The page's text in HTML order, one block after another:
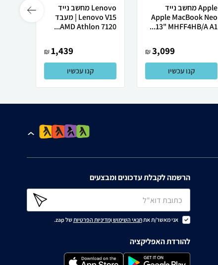
Apple מחשב נייד
Apple MacBook Neo
13" MHFF4HB/A A1...
3,099
₪
קנו עכשיו
Lenovo מחשב נייד
Lenovo V15 | מעבד
AMD Athlon 7120...
1,439
₪
קנו עכשיו
הרשמה לקבלת עדכונים ומבצעים
אני מאשר/ת אתתנאי השימושומדיניות הפרטיותשל zap.
להורדת האפליקציה